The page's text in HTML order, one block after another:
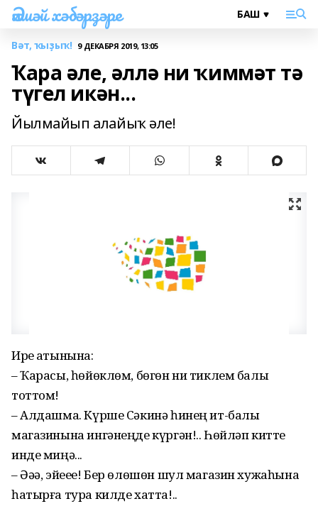
Әлшәй хәбәрҙәре
Вәт, ҡыҙыҡ! 9 ДЕКАБРЯ 2019, 13:05
Ҡара әле, әллә ни ҡиммәт тә
түгел икән...
Йылмайып алайыҡ әле!
Ире ҡатынына:
– Ҡарасы, һөйөклөм, бөгөн ни тиклем балыҡ
тоттом!
– Алдашма. Күрше Сәкинә һинең ит-балыҡ
магазинына ингәнеңде күргән!.. Һөйләп китте
инде миңә...
– Әәә, эйеее! Бер өлөшөн шул магазин хужаһына
һатырға тура килде хатта!..